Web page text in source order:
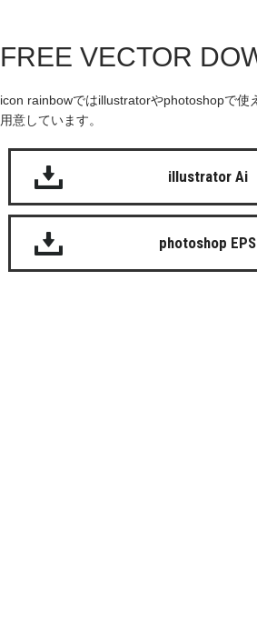
FREE VECTOR
icon rainbowではillustratorやphotoshopで使
用意しています。
illustrator Ai
photoshop EPS